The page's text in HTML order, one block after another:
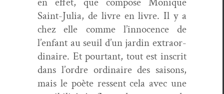
Saint-Julia, de livre en livre. Il y a
chez elle comme l’innocence de
l’enfant au seuil d’un jardin extra­or­
di­naire. Et pour­tant, tout est inscrit
dans l’ordre ordi­naire des saisons,
mais le poète ressent cela avec une